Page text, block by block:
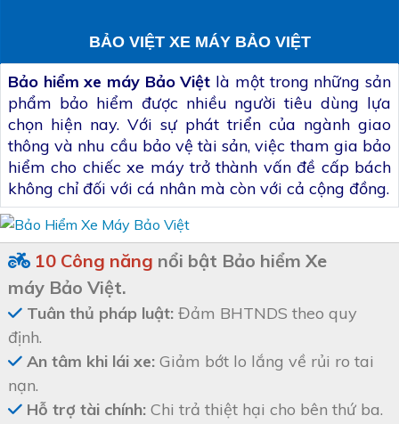
BẢO VIỆT XE MÁY BẢO VIỆT
Bảo hiểm xe máy Bảo Việt là một trong những sản
phẩm bảo hiểm được nhiều người tiêu dùng lựa
chọn hiện nay. Với sự phát triển của ngành giao
thông và nhu cầu bảo vệ tài sản, việc tham gia bảo
hiểm cho chiếc xe máy trở thành vấn đề cấp bách
không chỉ đối với cá nhân mà còn với cả cộng đồng.
10 Công năng nổi bật Bảo hiểm Xe
máy Bảo Việt.
Tuân thủ pháp luật: Đảm BHTNDS theo quy
định.
An tâm khi lái xe: Giảm bớt lo lắng về rủi ro tai
nạn.
Hỗ trợ tài chính: Chi trả thiệt hại cho bên thứ ba.